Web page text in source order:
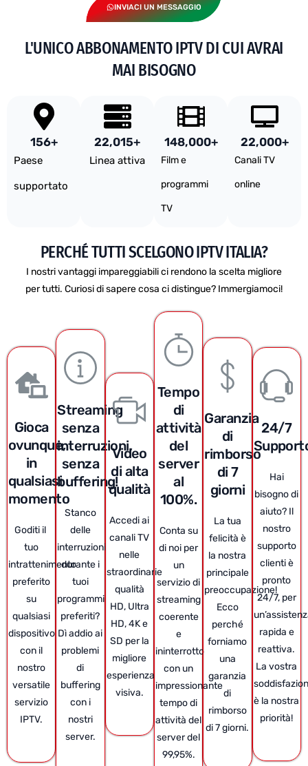
INVIACI UN MESSAGGIO
L'UNICO ABBONAMENTO IPTV DI CUI AVRAI
MAI BISOGNO
Paese
supportato
156+
Linea attiva
22,015+
Film e
programmi
TV
148,000+
Canali TV
online
22,000+
PERCHÉ TUTTI SCELGONO IPTV ITALIA?
I nostri vantaggi impareggiabili ci rendono la scelta migliore
per tutti. Curiosi di sapere cosa ci distingue? Immergiamoci!
Gioca
ovunque,
in
qualsiasi
momento
Goditi il ​​
tuo
intrattenimento
preferito
su
qualsiasi
dispositivo
con il
nostro
versatile
servizio
IPTV.
Streaming
senza
interruzioni,
senza
buffering!
Stanco
delle
interruzioni
durante i
tuoi
programmi
preferiti?
Dì addio ai
problemi
di
buffering
con i
nostri
server.
Video
di alta
qualità
Accedi ai
canali TV
nelle
straordinarie
qualità
HD, Ultra
HD, 4K e
SD per la
migliore
esperienza
visiva.
Tempo
di
attività
del
server
al
100%.
Conta su
di noi per
un
servizio di
streaming
coerente
e
ininterrotto
con un
impressionante
tempo di
attività del
server del
99,95%.
Garanzia
di
rimborso
di 7
giorni
La tua
felicità è
la nostra
principale
preoccupazione!
Ecco
perché
forniamo
una
garanzia
di
rimborso
di 7 giorni.
24/7
Hai
bisogno di
aiuto? Il
nostro
supporto
clienti è
pronto
24/7, per
rapida e
reattiva.
La vostra
è la nostra
priorità!